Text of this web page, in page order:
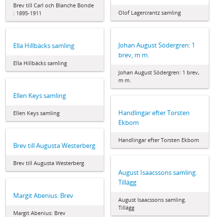
Brev till Carl och Blanche Bonde
: 1895-1911
Olof Lagercrantz samling
Johan August Södergren: 1
brev, m m.
Johan August Södergren: 1 brev,
m m.
Ella Hillbäcks samling
Ella Hillbäcks samling
Ellen Keys samling
Ellen Keys samling
Handlingar efter Torsten
Ekbom
Handlingar efter Torsten Ekbom
Brev till Augusta Westerberg
Brev till Augusta Westerberg
August Isaacssons samling.
Tillägg
August Isaacssons samling.
Tillägg
Margit Abenius: Brev
Margit Abenius: Brev